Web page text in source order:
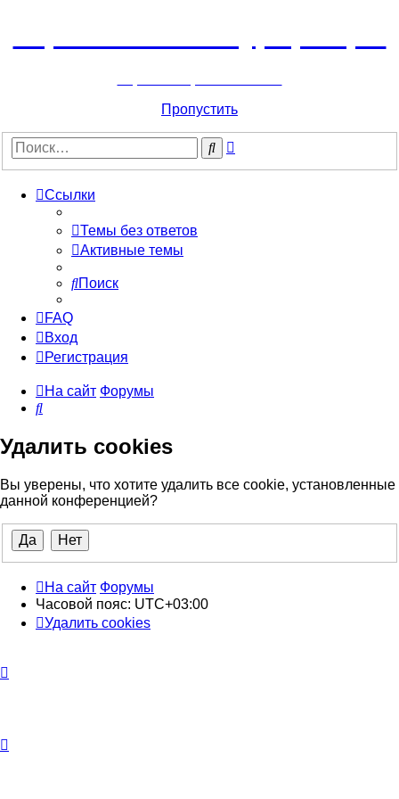
Пропустить
Поиск
Ссылки
Темы без ответов
Активные темы
Поиск
FAQ
Вход
Регистрация
На сайт Форумы
Поиск
Удалить cookies
Вы уверены, что хотите удалить все cookie, установленные
данной конференцией?
На сайт Форумы
Часовой пояс: UTC+03:00
Удалить cookies